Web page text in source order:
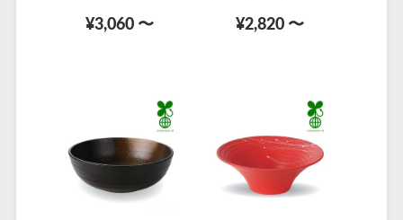
¥3,060 〜
¥2,820 〜